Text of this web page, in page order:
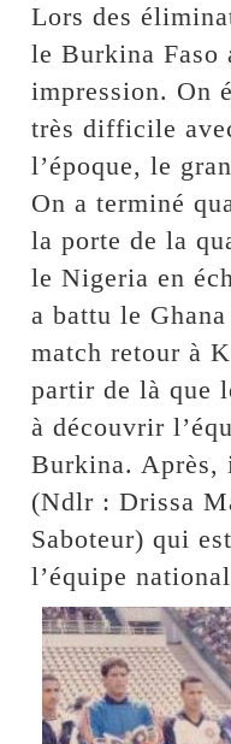
Lors des
le Burkina Faso
impression. On
très difficile
l’époque, le
On a terminé
la porte de la
le Nigeria en
a battu le
match retour à
partir de là que
à découvrir
Burkina. Après,
(Ndlr : Drissa
Saboteur) qui
l’équipe